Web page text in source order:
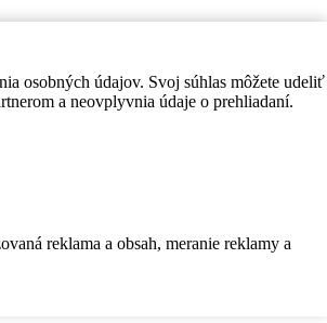
osobných údajov. Svoj súhlas môžete udeliť
a neovplyvnia údaje o prehliadaní.
reklama a obsah, meranie reklamy a